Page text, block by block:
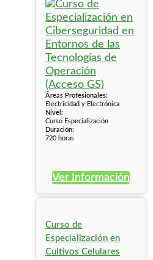
Áreas Profesionales:
Electricidad y Electrónica
Nivel:
Curso Especialización
Duración:
720 horas
Ver Información
Curso de
Especialización en
Cultivos Celulares